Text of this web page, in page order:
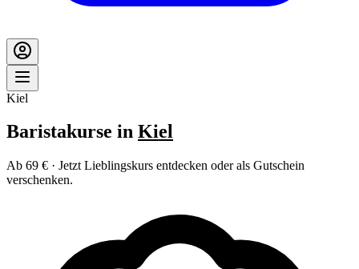
Kiel
Baristakurse in Kiel
Ab 69 € · Jetzt Lieblingskurs entdecken oder als Gutschein
verschenken.